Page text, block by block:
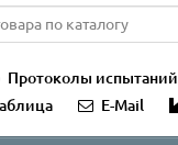
Протоколы испытаний
E-Mail